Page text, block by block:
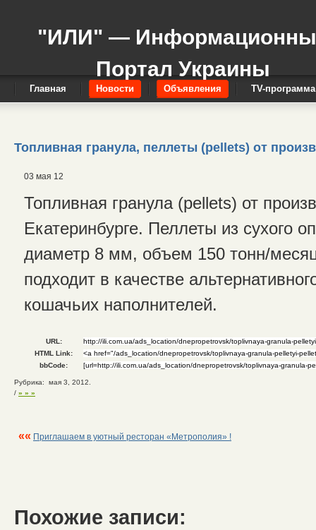
"ИЛИ" —
Портал Украины
Главная Новости Объявления TV-программа
Топливная гранула, пеллеты (pellets) от
03 мая 12
Топливная гранула (pellets) от
Екатеринбурге. Пеллеты из сухого
диаметр 8 мм, объем 150 тонн/
подходит в качестве
кошачьих наполнителей.
URL:
HTML Link:
bbCode:
Рубрика: мая 3, 2012.
/ » » »
«« Приглашаем в уютный ресторан «Метрополия» !
Похожие записи: